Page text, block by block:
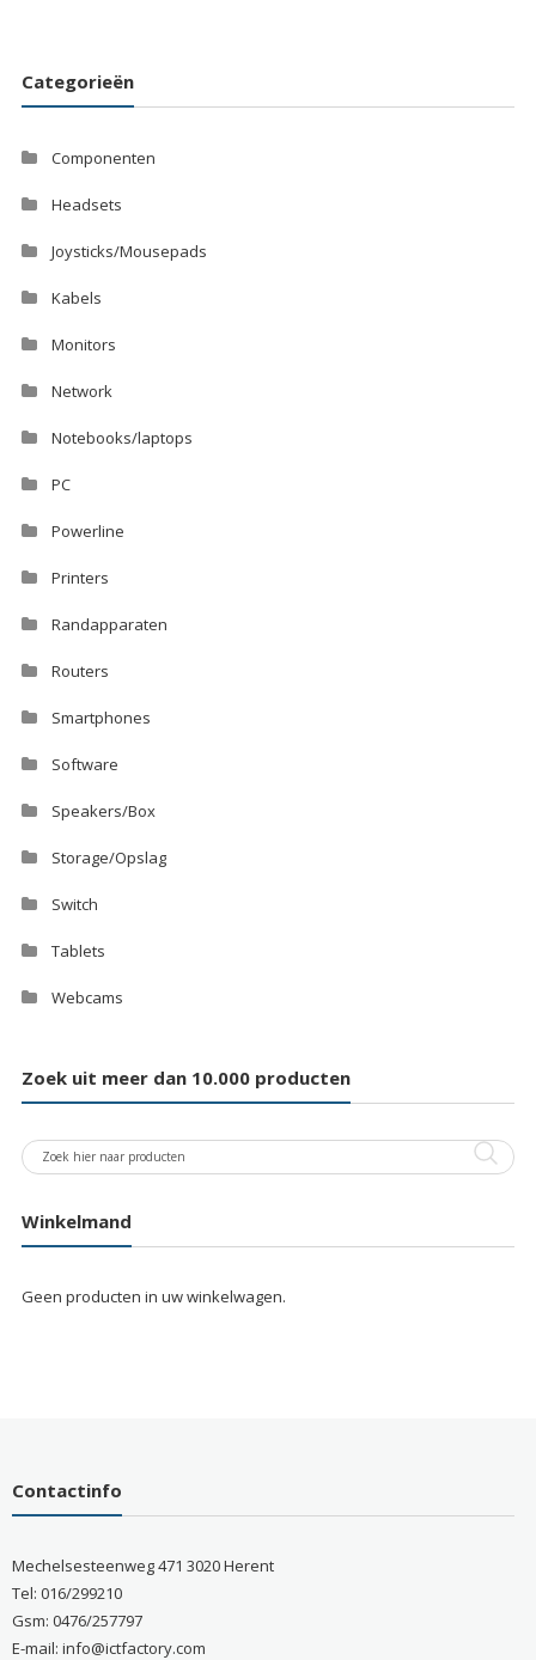
Categorieën
Componenten
Headsets
Joysticks/Mousepads
Kabels
Monitors
Network
Notebooks/laptops
PC
Powerline
Printers
Randapparaten
Routers
Smartphones
Software
Speakers/Box
Storage/Opslag
Switch
Tablets
Webcams
Zoek uit meer dan 10.000 producten
Winkelmand
Geen producten in uw winkelwagen.
Contactinfo
Mechelsesteenweg 471 3020 Herent
Tel: 016/299210
Gsm: 0476/257797
E-mail: info@ictfactory.com